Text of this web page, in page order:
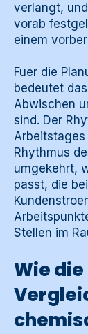
verlangt,
vorab
einem
Fuer die
bedeutet
Abwischen
sind. Der
Rhythmus
umgekehrt,
passt, die
Stellen im
Wie